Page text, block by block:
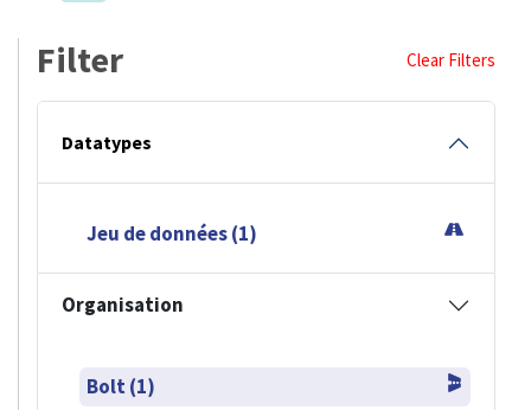
Filter Clear Filters
Datatypes
Jeu de données (1)
Organisation
Bolt (1)